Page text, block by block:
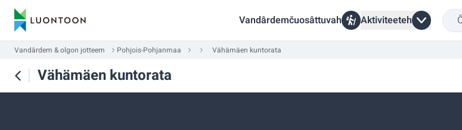
Vandârdemčuosâttuvah Aktiviteeteh
Vandârdem & olgon jotteem Pohjois-Pohjanmaa Vähämäen kuntorata
Vähämäen kuntorata